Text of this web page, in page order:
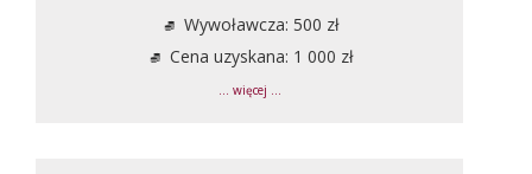
Wywoławcza: 500 zł
Cena uzyskana: 1 000 zł
... więcej ...